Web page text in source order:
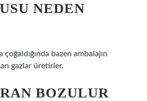
NEDEN
çoğaldığında bazen ambalajın
gazlar üretirler.
BOZULUR